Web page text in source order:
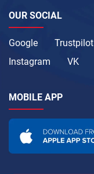
OUR SOCIAL
Google Trustpilot
Instagram
VK
MOBILE APP